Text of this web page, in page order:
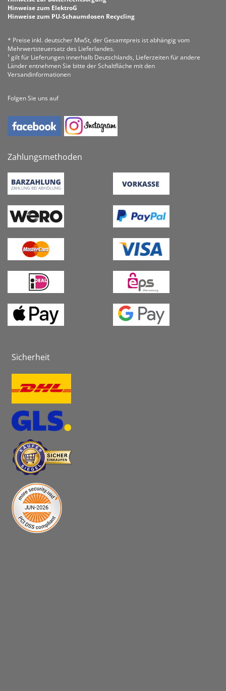
Hinweise zum ElektroG
Hinweise zum PU-Schaumdosen Recycling
* Preise inkl. deutscher MwSt, der Gesamtpreis ist abhängig vom
Mehrwertsteuersatz des Lieferlandes.
¹ gilt für Lieferungen innerhalb Deutschlands, Lieferzeiten für andere
Länder entnehmen Sie bitte der Schaltfläche mit den
Versandinformationen
Folgen Sie uns auf
Zahlungsmethoden
Sicherheit